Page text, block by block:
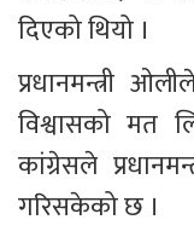
दिएको थियो ।
प्रधानमन्त्री
विश्वासको मत
कांग्रेसले
गरिसकेको छ ।